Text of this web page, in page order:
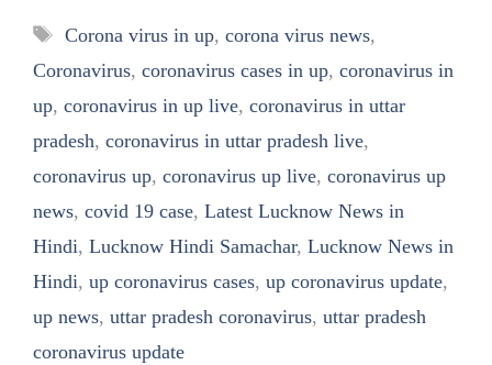
Tags
Corona virus in up, corona virus news,
Coronavirus, coronavirus cases in up, coronavirus in
up, coronavirus in up live, coronavirus in uttar
pradesh, coronavirus in uttar pradesh live,
coronavirus up, coronavirus up live, coronavirus up
news, covid 19 case, Latest Lucknow News in
Hindi, Lucknow Hindi Samachar, Lucknow News in
Hindi, up coronavirus cases, up coronavirus update,
up news, uttar pradesh coronavirus, uttar pradesh
coronavirus update